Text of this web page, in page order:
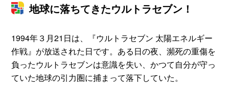
地球に落ちてきたウルトラセブン！
1994年３月21日は、『ウルトラセブン 太陽エネルギー
作戦』が放送された日です。ある日の夜、瀕死の重傷を
負ったウルトラセブンは意識を失い、かつて自分が守っ
ていた地球の引力圏に捕まって落下していた。